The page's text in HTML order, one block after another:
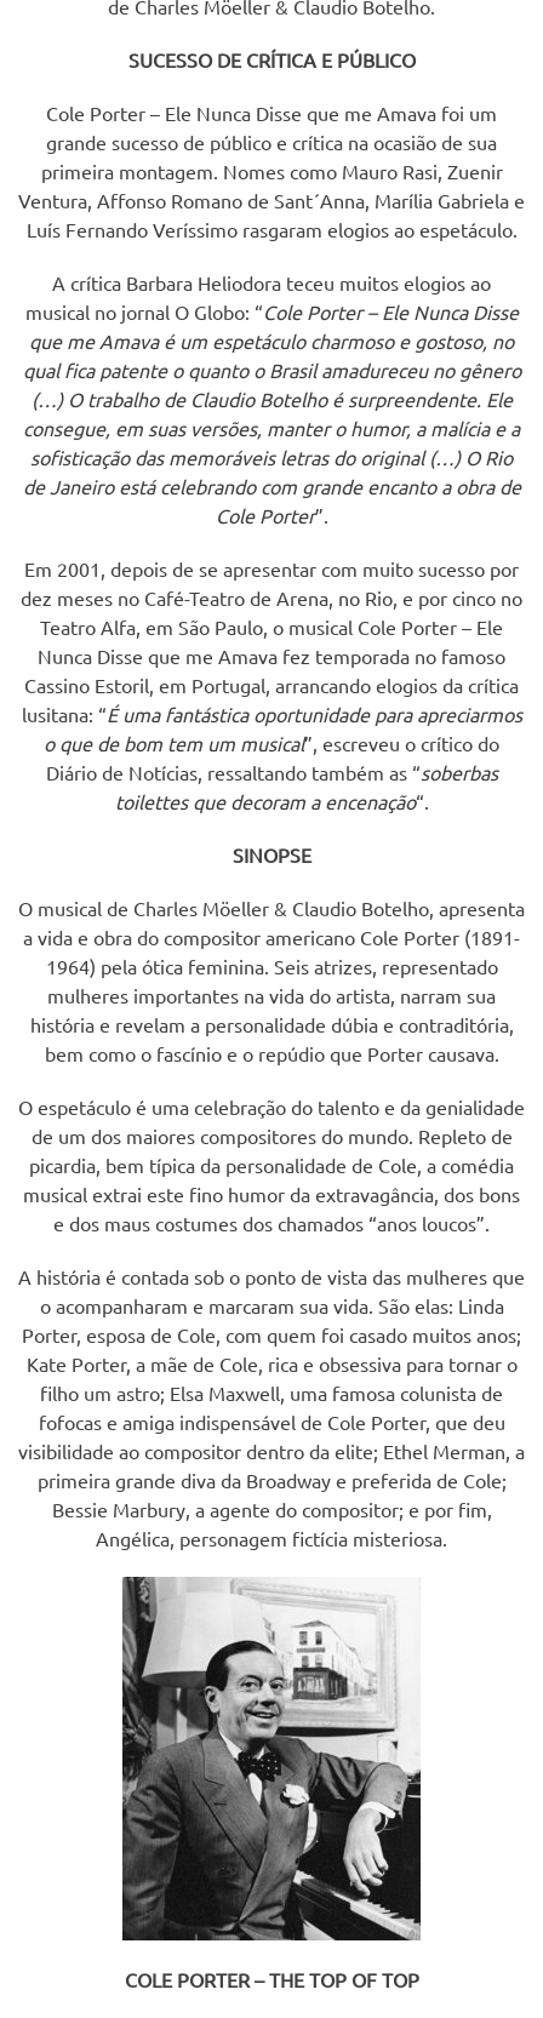
de Charles Möeller & Claudio Botelho.
SUCESSO DE CRÍTICA E PÚBLICO
Cole Porter – Ele Nunca Disse que me Amava foi um
grande sucesso de público e crítica na ocasião de sua
primeira montagem. Nomes como Mauro Rasi, Zuenir
Ventura, Affonso Romano de Sant´Anna, Marília Gabriela e
Luís Fernando Veríssimo rasgaram elogios ao espetáculo.
A crítica Barbara Heliodora teceu muitos elogios ao
musical no jornal O Globo: “Cole Porter – Ele Nunca Disse
que me Amava é um espetáculo charmoso e gostoso, no
qual fica patente o quanto o Brasil amadureceu no gênero
(…) O trabalho de Claudio Botelho é surpreendente. Ele
consegue, em suas versões, manter o humor, a malícia e a
sofisticação das memoráveis letras do original (…) O Rio
de Janeiro está celebrando com grande encanto a obra de
Cole Porter”.
Em 2001, depois de se apresentar com muito sucesso por
dez meses no Café-Teatro de Arena, no Rio, e por cinco no
Teatro Alfa, em São Paulo, o musical Cole Porter – Ele
Nunca Disse que me Amava fez temporada no famoso
Cassino Estoril, em Portugal, arrancando elogios da crítica
lusitana: “É uma fantástica oportunidade para apreciarmos
o que de bom tem um musical”, escreveu o crítico do
Diário de Notícias, ressaltando também as “soberbas
toilettes que decoram a encenação“.
SINOPSE
O musical de Charles Möeller & Claudio Botelho, apresenta
a vida e obra do compositor americano Cole Porter (1891-
1964) pela ótica feminina. Seis atrizes, representado
mulheres importantes na vida do artista, narram sua
história e revelam a personalidade dúbia e contraditória,
bem como o fascínio e o repúdio que Porter causava.
O espetáculo é uma celebração do talento e da genialidade
de um dos maiores compositores do mundo. Repleto de
picardia, bem típica da personalidade de Cole, a comédia
musical extrai este fino humor da extravagância, dos bons
e dos maus costumes dos chamados “anos loucos”.
A história é contada sob o ponto de vista das mulheres que
o acompanharam e marcaram sua vida. São elas: Linda
Porter, esposa de Cole, com quem foi casado muitos anos;
Kate Porter, a mãe de Cole, rica e obsessiva para tornar o
filho um astro; Elsa Maxwell, uma famosa colunista de
fofocas e amiga indispensável de Cole Porter, que deu
visibilidade ao compositor dentro da elite; Ethel Merman, a
primeira grande diva da Broadway e preferida de Cole;
Bessie Marbury, a agente do compositor; e por fim,
Angélica, personagem fictícia misteriosa.
COLE PORTER – THE TOP OF TOP